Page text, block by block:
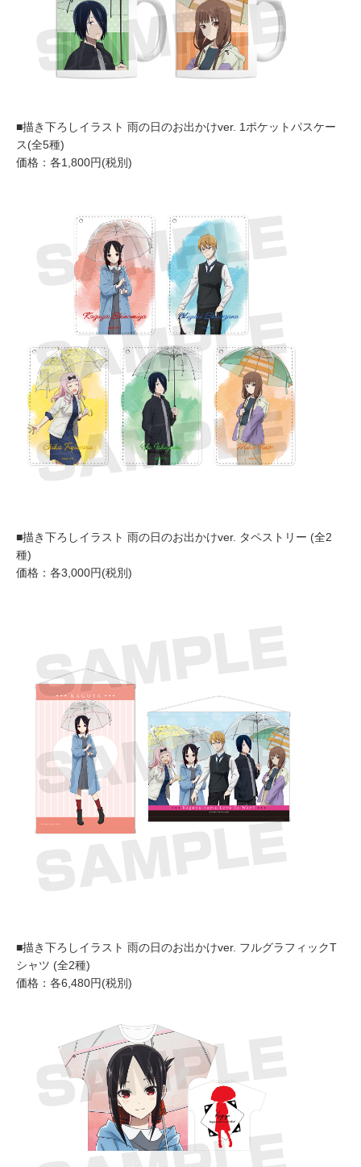
■描き下ろしイラスト 雨の日のお出かけver. 1ポケットパスケー
ス(全5種)
価格：各1,800円(税別)
■描き下ろしイラスト 雨の日のお出かけver. タペストリー (全2
種)
価格：各3,000円(税別)
■描き下ろしイラスト 雨の日のお出かけver. フルグラフィックT
シャツ (全2種)
価格：各6,480円(税別)